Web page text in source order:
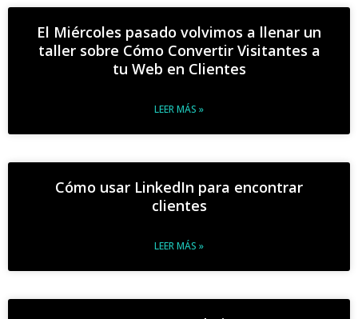
El Miércoles pasado volvimos a llenar un
taller sobre Cómo Convertir Visitantes a
tu Web en Clientes
LEER MÁS »
Cómo usar LinkedIn para encontrar
clientes
LEER MÁS »